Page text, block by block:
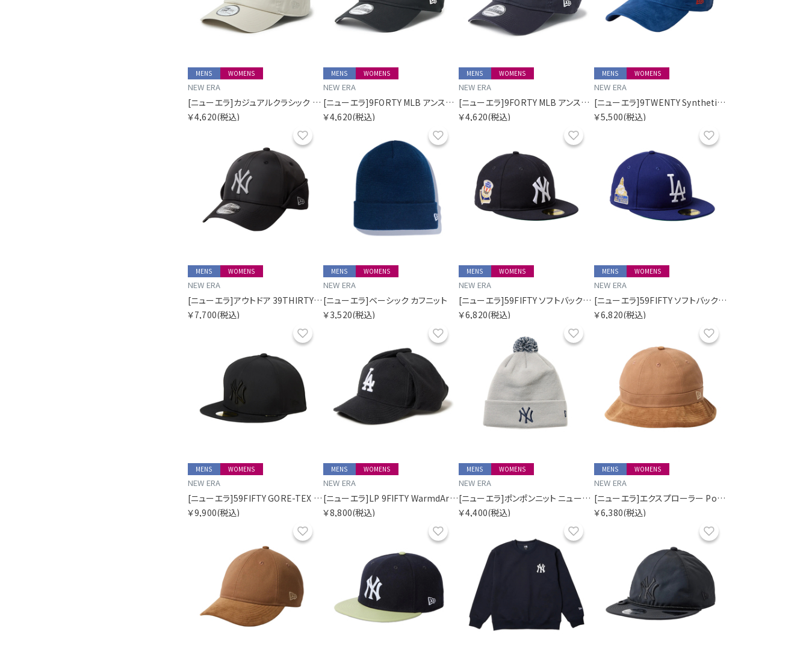
MENS WOMENS
NEW ERA
[ニューエラ]カジュアルクラシック MLB ニューヨーク・ヤンキース ストーン
￥4,620(税込)
MENS WOMENS
NEW ERA
[ニューエラ]9FORTY MLB アンストラクチャード Unstructured ニューヨーク・ヤンキース ブラック
￥4,620(税込)
MENS WOMENS
NEW ERA
[ニューエラ]9FORTY MLB アンストラクチャード Unstructured ロサンゼルス・ドジャース ネイビー
￥4,620(税込)
MENS WOMENS
NEW ERA
[ニューエラ]9TWENTY Synthetic Suede ニューヨーク・メッツ
￥5,500(税込)
MENS WOMENS
NEW ERA
[ニューエラ]アウトドア 39THIRTY Flip Down Octa CPCP ニューヨーク・ヤンキースアウトドア
￥7,700(税込)
MENS WOMENS
NEW ERA
[ニューエラ]ベーシック カフニット
￥3,520(税込)
MENS WOMENS
NEW ERA
[ニューエラ]59FIFTY ソフトバックラム World Series ニューヨーク・ヤンキース クーパーズタウン
￥6,820(税込)
MENS WOMENS
NEW ERA
[ニューエラ]59FIFTY ソフトバックラム World Series ロサンゼルス・ドジャース クーパーズタウン
￥6,820(税込)
MENS WOMENS
NEW ERA
[ニューエラ]59FIFTY GORE-TEX ニューヨーク・ヤンキース
￥9,900(税込)
MENS WOMENS
NEW ERA
[ニューエラ]LP 9FIFTY WarmdArt ロサンゼルス・ドジャース
￥8,800(税込)
MENS WOMENS
NEW ERA
[ニューエラ]ポンポンニット ニューヨーク・ヤンキース
￥4,400(税込)
MENS WOMENS
NEW ERA
[ニューエラ]エクスプローラー Powered by GORO NAKATSUGAWA（MIN-NANO）
￥6,380(税込)